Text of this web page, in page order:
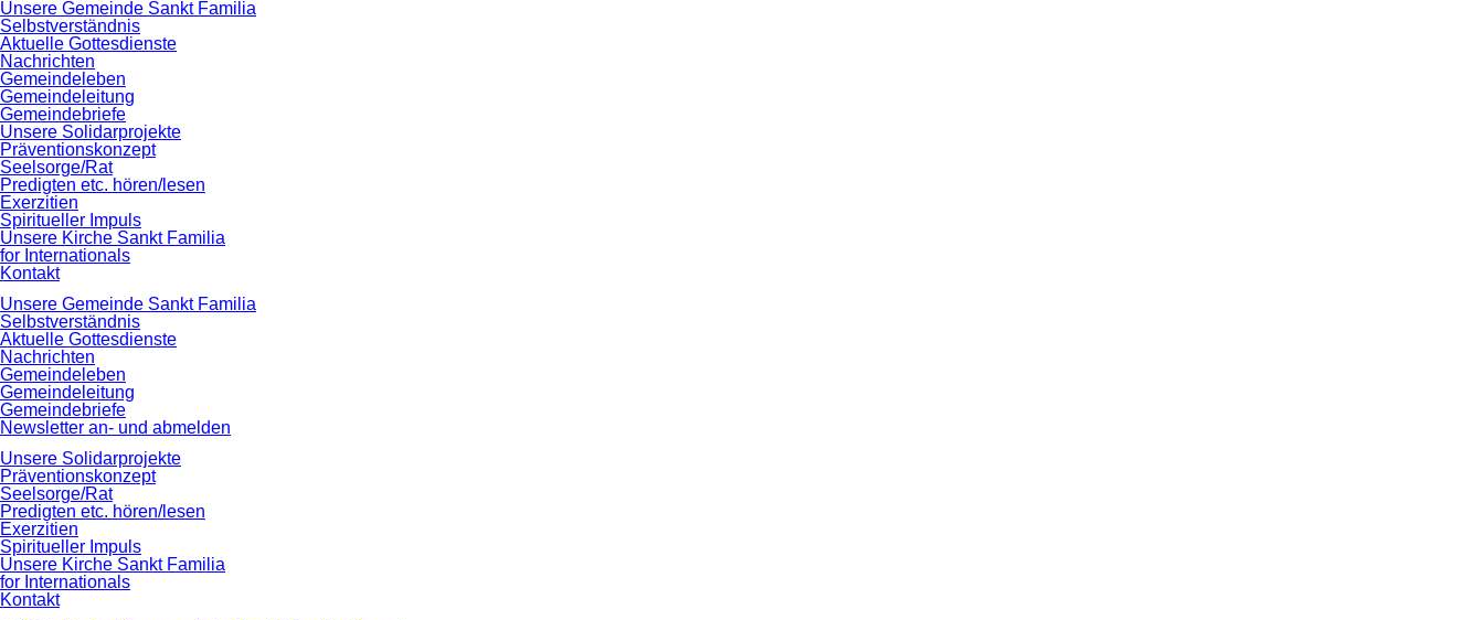
Navigation
überspringen
Unsere Gemeinde Sankt Familia
Selbstverständnis
Aktuelle Gottesdienste
Nachrichten
Gemeindeleben
Gemeindeleitung
Gemeindebriefe
Unsere Solidarprojekte
Präventionskonzept
Seelsorge/Rat
Predigten etc. hören/lesen
Exerzitien
Spiritueller Impuls
Unsere Kirche Sankt Familia
for Internationals
Kontakt
Navigation
überspringen
Unsere Gemeinde Sankt Familia
Selbstverständnis
Aktuelle Gottesdienste
Nachrichten
Gemeindeleben
Gemeindeleitung
Gemeindebriefe
Newsletter an- und abmelden
Unsere Solidarprojekte
Präventionskonzept
Seelsorge/Rat
Predigten etc. hören/lesen
Exerzitien
Spiritueller Impuls
Unsere Kirche Sankt Familia
for Internationals
Kontakt